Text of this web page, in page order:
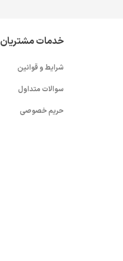
خدمات مشتریان
شرایط و قوانین
سوالات متداول
حریم خصوصی